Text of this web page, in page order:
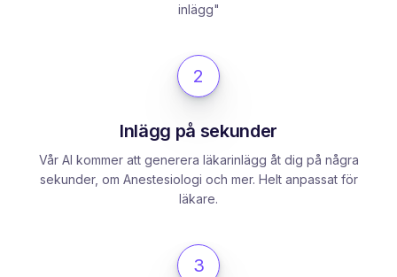
inlägg"
2
Inlägg på sekunder
Vår AI kommer att generera läkarinlägg åt dig på några
sekunder, om Anestesiologi och mer. Helt anpassat för
läkare.
3